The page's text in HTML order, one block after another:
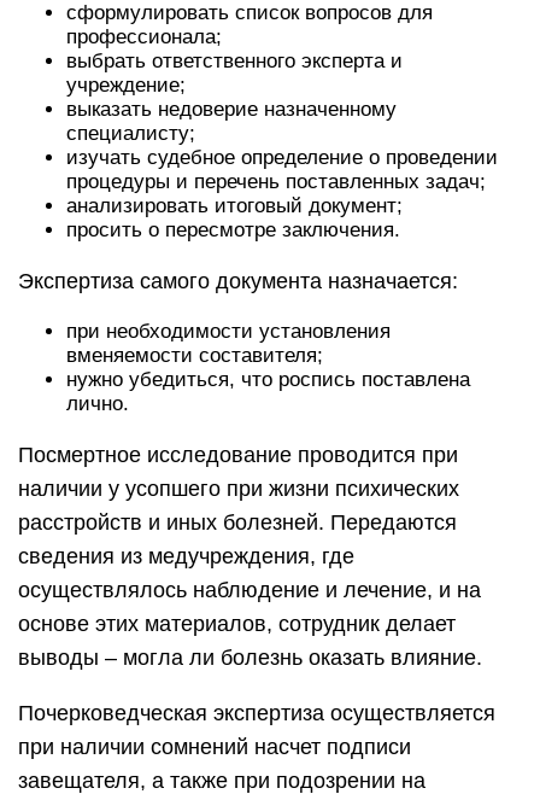
сформулировать список вопросов для
профессионала;
выбрать ответственного эксперта и
учреждение;
выказать недоверие назначенному
специалисту;
изучать судебное определение о проведении
процедуры и перечень поставленных задач;
анализировать итоговый документ;
просить о пересмотре заключения.
Экспертиза самого документа назначается:
при необходимости установления
вменяемости составителя;
нужно убедиться, что роспись поставлена
лично.
Посмертное исследование проводится при
наличии у усопшего при жизни психических
расстройств и иных болезней. Передаются
сведения из медучреждения, где
осуществлялось наблюдение и лечение, и на
основе этих материалов, сотрудник делает
выводы – могла ли болезнь оказать влияние.
Почерковедческая экспертиза осуществляется
при наличии сомнений насчет подписи
завещателя, а также при подозрении на